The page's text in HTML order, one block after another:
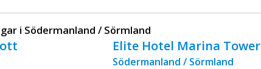
i Södermanland / Sörmland
Elite Hotel Marina Tower
Södermanland / Sörmland